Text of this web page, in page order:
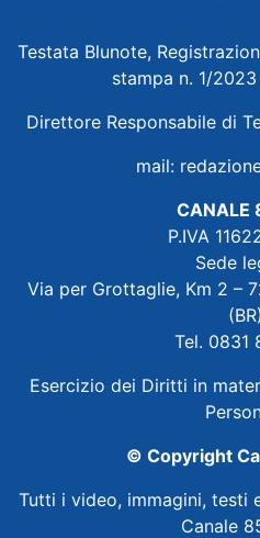
Testata Blunote,
stampa n. 1/
Direttore Responsabile di
mail:
CANALE
P.IVA
Sede
Via per Grottaglie, Km 2 –
(BR)
Tel. 0831
Esercizio dei Diritti in
© Copyright
Tutti i video, immagini, testi
Canale